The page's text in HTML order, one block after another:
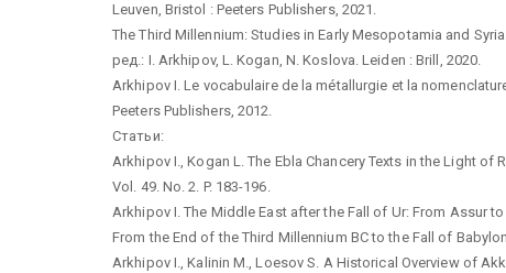
Leuven, Bristol : Peeters Publishers, 2021.
The Third Millennium: Studies in Early Mesopotamia and
ред.: I. Arkhipov, L. Kogan, N. Koslova. Leiden : Brill, 2020.
Arkhipov I. Le vocabulaire de la métallurgie et la
Peeters Publishers, 2012.
Статьи:
Arkhipov I., Kogan L. The Ebla Chancery Texts in the Light
Vol. 49. No. 2. P. 183-196.
Arkhipov I. The Middle East after the Fall of Ur: From Assur
From the End of the Third Millennium BC to the Fall of
Arkhipov I., Kalinin M., Loesov S. A Historical Overview of